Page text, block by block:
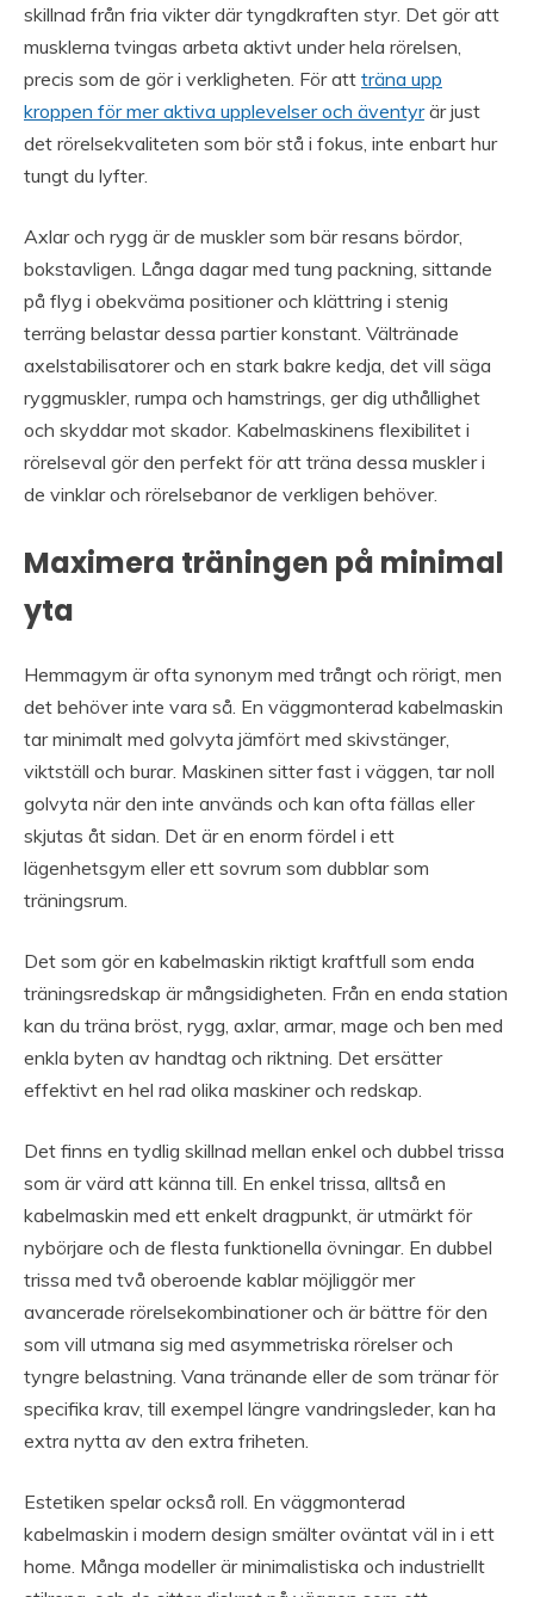
skillnad från fria vikter där tyngdkraften styr. Det gör att
musklerna tvingas arbeta aktivt under hela rörelsen,
precis som de gör i verkligheten. För att träna upp
kroppen för mer aktiva upplevelser och äventyrär just
det rörelsekvaliteten som bör stå i fokus, inte enbart hur
tungt du lyfter.
Axlar och rygg är de muskler som bär resans bördor,
bokstavligen. Långa dagar med tung packning, sittande
på flyg i obekväma positioner och klättring i stenig
terräng belastar dessa partier konstant. Vältränade
axelstabilisatorer och en stark bakre kedja, det vill säga
ryggmuskler, rumpa och hamstrings, ger dig uthållighet
och skyddar mot skador. Kabelmaskinens flexibilitet i
rörelseval gör den perfekt för att träna dessa muskler i
de vinklar och rörelsebanor de verkligen behöver.
Maximera träningen på minimal
yta
Hemmagym är ofta synonym med trångt och rörigt, men
det behöver inte vara så. En väggmonterad kabelmaskin
tar minimalt med golvyta jämfört med skivstänger,
viktställ och burar. Maskinen sitter fast i väggen, tar noll
golvyta när den inte används och kan ofta fällas eller
skjutas åt sidan. Det är en enorm fördel i ett
lägenhetsgym eller ett sovrum som dubblar som
träningsrum.
Det som gör en kabelmaskin riktigt kraftfull som enda
träningsredskap är mångsidigheten. Från en enda station
kan du träna bröst, rygg, axlar, armar, mage och ben med
enkla byten av handtag och riktning. Det ersätter
effektivt en hel rad olika maskiner och redskap.
Det finns en tydlig skillnad mellan enkel och dubbel trissa
som är värd att känna till. En enkel trissa, alltså en
kabelmaskin med ett enkelt dragpunkt, är utmärkt för
nybörjare och de flesta funktionella övningar. En dubbel
trissa med två oberoende kablar möjliggör mer
avancerade rörelsekombinationer och är bättre för den
som vill utmana sig med asymmetriska rörelser och
tyngre belastning. Vana tränande eller de som tränar för
specifika krav, till exempel längre vandringsleder, kan ha
extra nytta av den extra friheten.
Estetiken spelar också roll. En väggmonterad
kabelmaskin i modern design smälter oväntat väl in i ett
home. Många modeller är minimalistiska och industriellt